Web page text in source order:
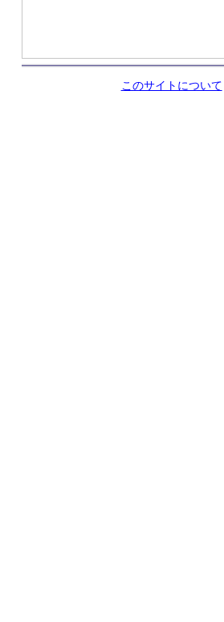
このサイトについて